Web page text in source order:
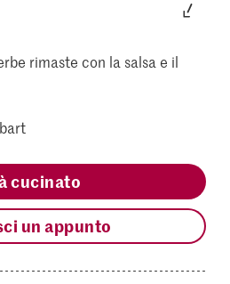
rimaste con la salsa e il
cucinato
un appunto